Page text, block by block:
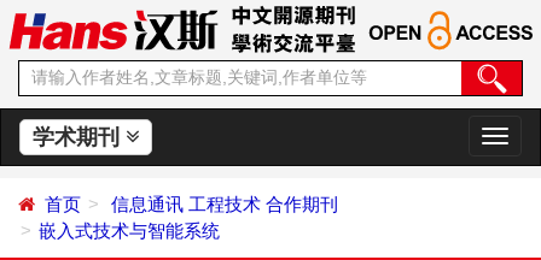
学术期刊
切
换
首页 信息通讯 工程技术 合作期刊
嵌入式技术与智能系统